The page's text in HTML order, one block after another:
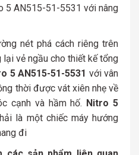
5 AN515-51-5531 với nâng
nét phá cách riêng trên
lại vẻ ngầu cho thiết kế tổng
5 AN515-51-5531 với vân
thời được vát xiên nhẹ về
cạnh và hầm hố. Nitro 5
là một chiếc máy hướng
đi